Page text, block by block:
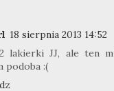
18 sierpnia 2013 14:52
lakierki JJ, ale ten
podoba :(